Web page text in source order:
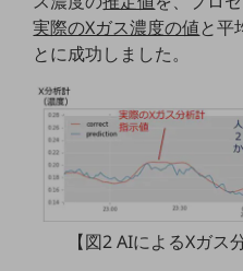
おすすめの機種、料金やサービスをご紹
製品
製品TOP
ビジネス向けスマートフォン
タフネススマートフォン
データ通信製品
ドコモケータイ
実際のXガス濃度の値と平
とに成功しました。
【図2 AIによるXガス